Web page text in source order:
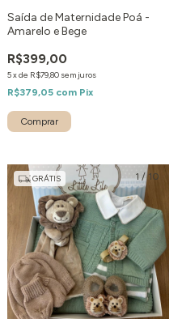
Saída de Maternidade Poá -
Amarelo e Bege
R$399,00
5xde R$79,80 sem juros
R$379,05 com Pix
Comprar
1/10
GRÁTIS